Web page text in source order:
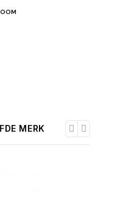
MERK